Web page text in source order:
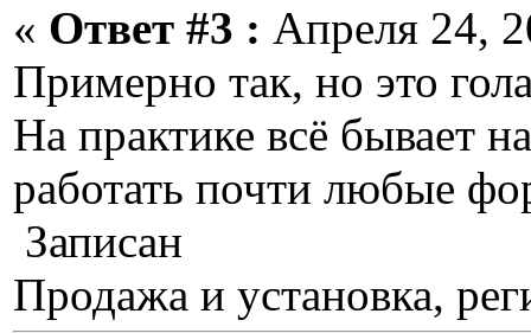
« Ответ #3 : Апреля 24,
Примерно так, но это
На практике всё бывает
работать почти любые
Записан
Продажа и установка,